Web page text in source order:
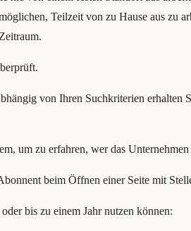
Teilzeit von zu Hause aus zu
von Ihren Suchkriterien
um zu erfahren, wer das
beim Öffnen einer Seite mit
bis zu einem Jahr nutzen können: